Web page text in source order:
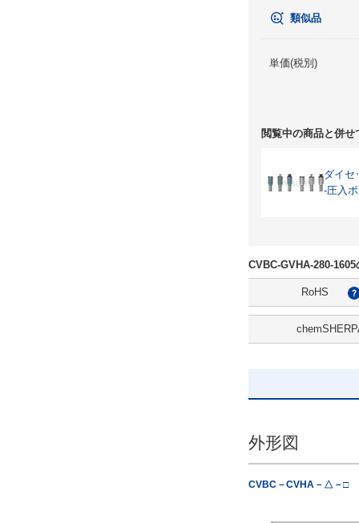
類似品
単価(税別)
閲覧中の商品と併
ダイセ
-圧入
CVBC-GVHA-280-
RoHS
外形図
CVBC－CVHA－△－□